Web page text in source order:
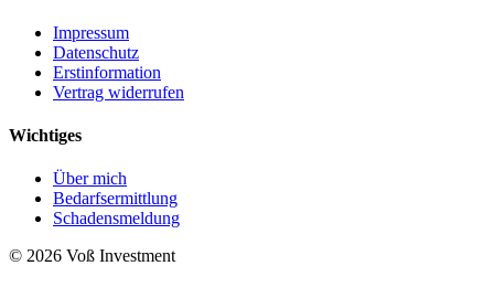
Impressum
Datenschutz
Erstinformation
Vertrag widerrufen
Wichtiges
Über mich
Bedarfsermittlung
Schadensmeldung
© 2026 Voß Investment